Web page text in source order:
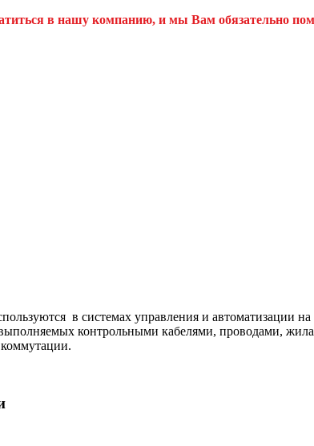
в нашу компанию, и мы Вам обязательно
в системах управления и автоматизации
контрольными кабелями, проводами,